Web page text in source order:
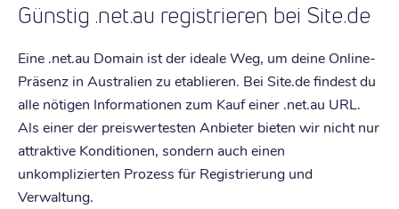
Günstig .net.au registrieren bei Site.de
Eine .net.au Domain ist der ideale Weg, um deine Online-
Präsenz in Australien zu etablieren. Bei Site.de findest du
alle nötigen Informationen zum Kauf einer .net.au URL.
Als einer der preiswertesten Anbieter bieten wir nicht nur
attraktive Konditionen, sondern auch einen
unkomplizierten Prozess für Registrierung und
Verwaltung.